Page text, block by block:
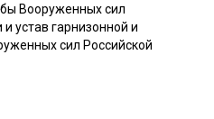
Вооруженных сил
устав гарнизонной и
сил Российской